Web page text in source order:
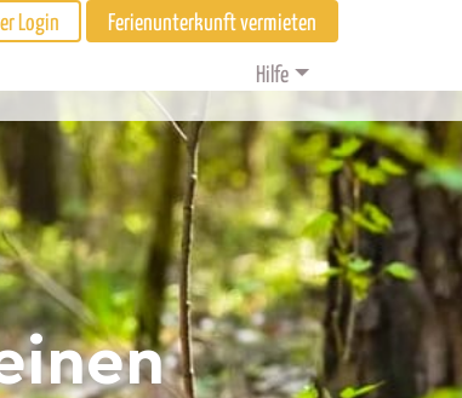
Login Ferienunterkunft vermieten
Hilfe